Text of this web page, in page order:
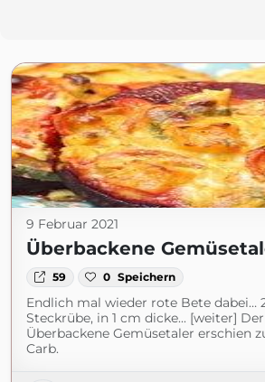
9 Februar 2021
Überbackene
59 0 Speichern
Endlich mal wieder rote Bete dabei…
Steckrübe, in 1 cm dicke... [weiter]
Überbackene Gemüsetaler erschien
Carb.